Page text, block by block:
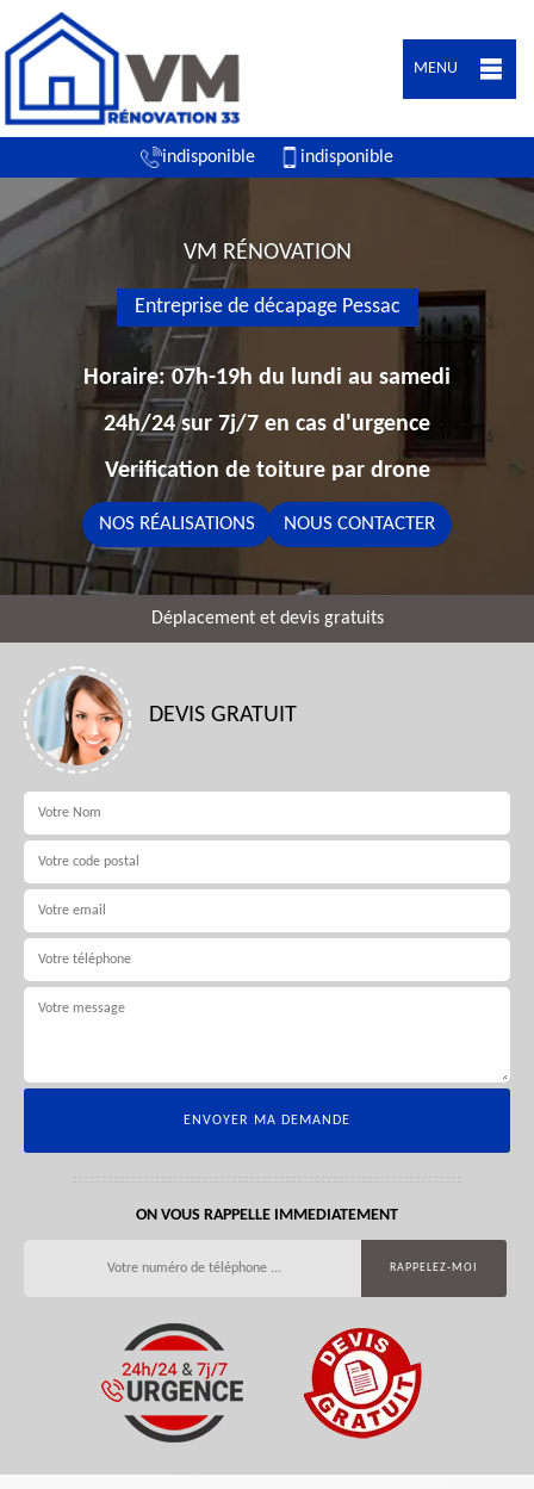
MENU
indisponible indisponible
VM RÉNOVATION
Entreprise de décapage Pessac
Horaire: 07h-19h du lundi au samedi
24h/24 sur 7j/7 en cas d'urgence
Verification de toiture par drone
NOS RÉALISATIONS NOUS CONTACTER
Déplacement et devis gratuits
DEVIS GRATUIT
ON VOUS RAPPELLE IMMEDIATEMENT